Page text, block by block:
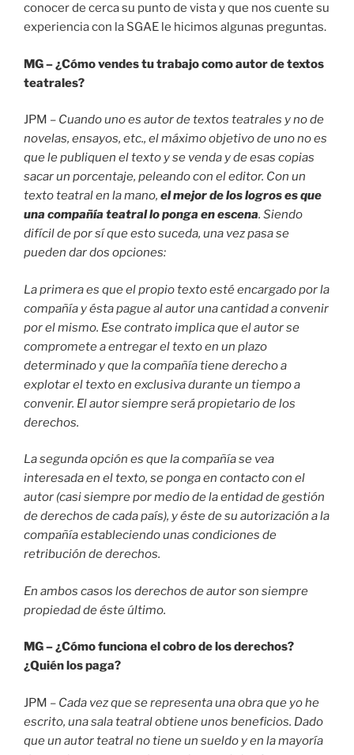
conocer de cerca su punto de vista y que nos cuente su
experiencia con la SGAE le hicimos algunas preguntas.
MG – ¿Cómo vendes tu trabajo como autor de textos
teatrales?
JPM – Cuando uno es autor de textos teatrales y no de
novelas, ensayos, etc., el máximo objetivo de uno no es
que le publiquen el texto y se venda y de esas copias
sacar un porcentaje, peleando con el editor. Con un
texto teatral en la mano, el mejor de los logros es que
una compañía teatral lo ponga en escena. Siendo
difícil de por sí que esto suceda, una vez pasa se
pueden dar dos opciones:
La primera es que el propio texto esté encargado por la
compañía y ésta pague al autor una cantidad a convenir
por el mismo. Ese contrato implica que el autor se
compromete a entregar el texto en un plazo
determinado y que la compañía tiene derecho a
explotar el texto en exclusiva durante un tiempo a
convenir. El autor siempre será propietario de los
derechos.
La segunda opción es que la compañía se vea
interesada en el texto, se ponga en contacto con el
autor (casi siempre por medio de la entidad de gestión
de derechos de cada país), y éste de su autorización a la
compañía estableciendo unas condiciones de
retribución de derechos.
En ambos casos los derechos de autor son siempre
propiedad de éste último.
MG – ¿Cómo funciona el cobro de los derechos?
¿Quién los paga?
JPM – Cada vez que se representa una obra que yo he
escrito, una sala teatral obtiene unos beneficios. Dado
que un autor teatral no tiene un sueldo y en la mayoría